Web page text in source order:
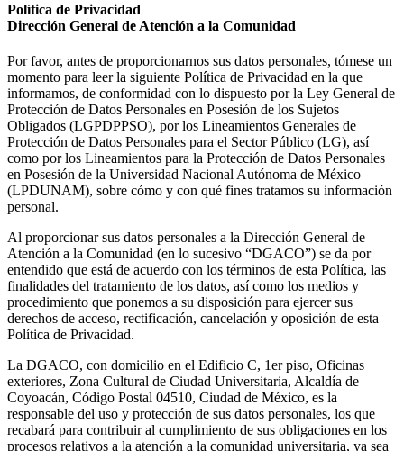
Política de Privacidad
Dirección General de Atención a la Comunidad
Por favor, antes de proporcionarnos sus datos personales, tómese un
momento para leer la siguiente Política de Privacidad en la que
informamos, de conformidad con lo dispuesto por la Ley General de
Protección de Datos Personales en Posesión de los Sujetos
Obligados (LGPDPPSO), por los Lineamientos Generales de
Protección de Datos Personales para el Sector Público (LG), así
como por los Lineamientos para la Protección de Datos Personales
en Posesión de la Universidad Nacional Autónoma de México
(LPDUNAM), sobre cómo y con qué fines tratamos su información
personal.
Al proporcionar sus datos personales a la Dirección General de
Atención a la Comunidad (en lo sucesivo “DGACO”) se da por
entendido que está de acuerdo con los términos de esta Política, las
finalidades del tratamiento de los datos, así como los medios y
procedimiento que ponemos a su disposición para ejercer sus
derechos de acceso, rectificación, cancelación y oposición de esta
Política de Privacidad.
La DGACO, con domicilio en el Edificio C, 1er piso, Oficinas
exteriores, Zona Cultural de Ciudad Universitaria, Alcaldía de
Coyoacán, Código Postal 04510, Ciudad de México, es la
responsable del uso y protección de sus datos personales, los que
recabará para contribuir al cumplimiento de sus obligaciones en los
procesos relativos a la atención a la comunidad universitaria, ya sea